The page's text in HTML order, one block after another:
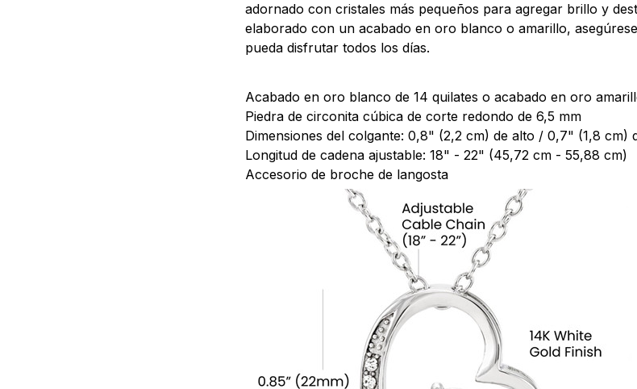
adornado con cristales más pequeños para agregar brillo y
elaborado con un acabado en oro blanco o amarillo,
pueda disfrutar todos los días.
Acabado en oro blanco de 14 quilates o acabado en oro
Piedra de circonita cúbica de corte redondo de 6,5 mm
Dimensiones del colgante: 0,8" (2,2 cm) de alto / 0,7" (1,8 cm)
Longitud de cadena ajustable: 18" - 22" (45,72 cm - 55,88 cm)
Accesorio de broche de langosta